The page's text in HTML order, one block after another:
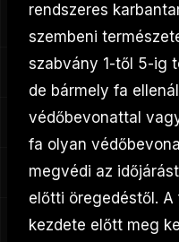
rendszeres
szembeni
szabvány 1-től 5-ig
de bármely fa
védőbevonattal
fa olyan
megvédi az
előtti öregedéstől.
kezdete előtt meg